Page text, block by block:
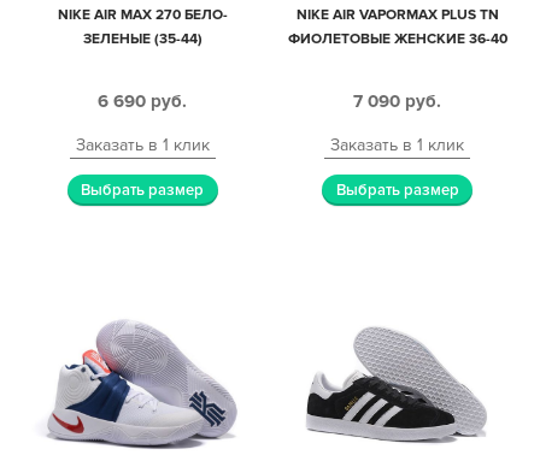
NIKE AIR MAX 270 БЕЛО-
ЗЕЛЕНЫЕ (35-44)
6 690 руб.
Заказать в 1 клик
Выбрать размер
NIKE AIR VAPORMAX PLUS TN
ФИОЛЕТОВЫЕ ЖЕНСКИЕ 36-40
7 090 руб.
Заказать в 1 клик
Выбрать размер